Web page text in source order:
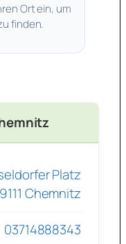
Ort ein, um
finden.
Platz
Chemnitz
03714888343